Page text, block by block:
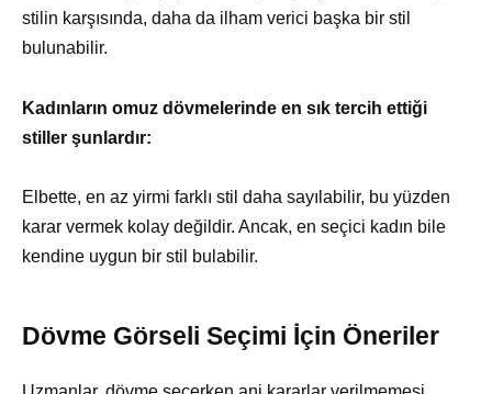
stilin karşısında, daha da ilham verici başka bir stil
bulunabilir.
Kadınların omuz dövmelerinde en sık tercih ettiği
stiller şunlardır:
Elbette, en az yirmi farklı stil daha sayılabilir, bu yüzden
karar vermek kolay değildir. Ancak, en seçici kadın bile
kendine uygun bir stil bulabilir.
Dövme Görseli Seçimi İçin Öneriler